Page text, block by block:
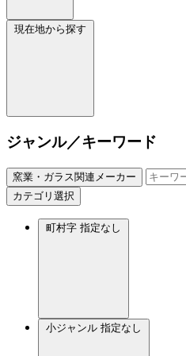
現在地から探す
ジャンル／キーワード
窯業・ガラス関連メーカー
カテゴリ選択
町村字 指定なし
小ジャンル 指定なし